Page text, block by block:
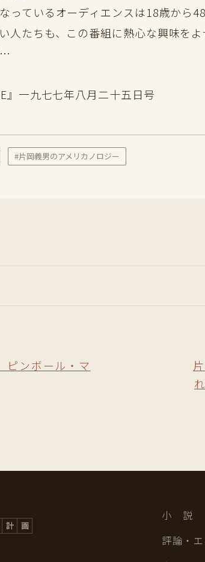
っているオーディエンスは18歳から
人たちも、この番組に熱心な興味をよ
…
』一九七七年八月二十五日号
#片岡義男のアメリカノロジー
ンボール・マ
小 説
評論・